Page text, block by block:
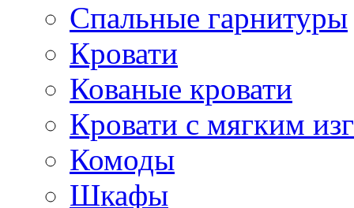
Спальные гарнитуры
Кровати
Кованые кровати
Кровати с мягким
Комоды
Шкафы